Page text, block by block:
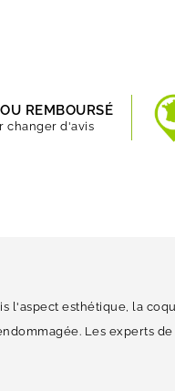
REMBOURSÉ
changer d'avis
l'aspect esthétique, la
Les experts de